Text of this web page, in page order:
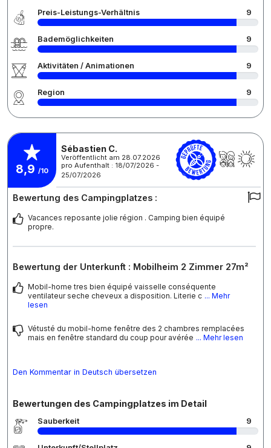
Preis-Leistungs-Verhältnis 9
Bademöglichkeiten 9
Aktivitäten / Animationen 9
Region 9
8,9 /10
Sébastien C.
Veröffentlicht am 28.07.2026
pro Aufenthalt : 18/07/2026 -
25/07/2026
Bewertung des Campingplatzes :
Vacances reposante jolie région . Camping bien équipé
propre.
Bewertung der Unterkunft : Mobilheim 2 Zimmer 27m²
Mobil-home tres bien équipé vaisselle conséquente
ventilateur seche cheveux a disposition. Literie c ... Mehr
lesen
Vétusté du mobil-home fenêtre des 2 chambres remplacées
mais en fenêtre standard du coup pour avérée ... Mehr lesen
Den Kommentar in Deutsch übersetzen
Bewertungen des Campingplatzes im Detail
Sauberkeit 9